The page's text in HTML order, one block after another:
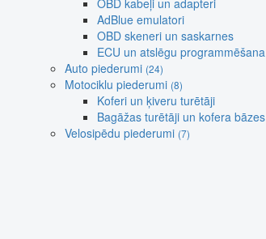
AdBlue emulatori
OBD skeneri un saskarnes
ECU un atslēgu programmēšana
Auto piederumi (24)
Motociklu piederumi (8)
Koferi un ķiveru turētāji
Bagāžas turētāji un kofera bāzes
Velosipēdu piederumi (7)